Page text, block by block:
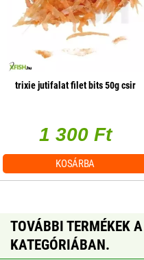
trixie jutifalat filet bits 50g csir
1 300 Ft
KOSÁRBA
TOVÁBBI TERMÉKEK
KATEGÓRIÁBAN.